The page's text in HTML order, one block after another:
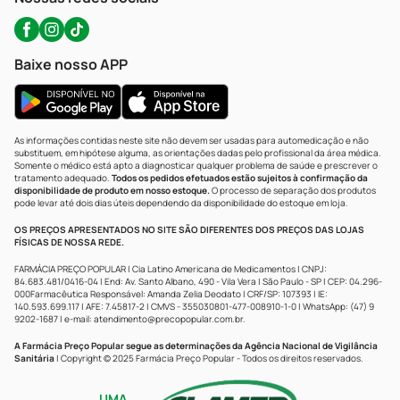
Baixe nosso APP
As informações contidas neste site não devem ser usadas para automedicação e não
substituem, em hipótese alguma, as orientações dadas pelo profissional da área médica.
Somente o médico está apto a diagnosticar qualquer problema de saúde e prescrever o
tratamento adequado. Todos os pedidos efetuados estão sujeitos à confirmação da
disponibilidade de produto em nosso estoque.O processo de separação dos produtos
pode levar até dois dias úteis dependendo da disponibilidade do estoque em loja.
OS PREÇOS APRESENTADOS NO SITE SÃO DIFERENTES DOS PREÇOS DAS LOJAS
FÍSICAS DE NOSSA REDE.
FARMÁCIA PREÇO POPULAR | Cia Latino Americana de Medicamentos | CNPJ:
84.683.481/0416-04 | End: Av. Santo Albano, 490 - Vila Vera | São Paulo - SP | CEP: 04.296-
000Farmacêutica Responsável: Amanda Zelia Deodato | CRF/SP: 107393 | IE:
140.593.699.117 | AFE: 7.45817-2 | CMVS - 355030801-477-008910-1-0 | WhatsApp: (47) 9
9202-1687 | e-mail: atendimento@precopopular.com.br.
A Farmácia Preço Popular segue as determinações da Agência Nacional de Vigilância
Sanitária | Copyright © 2025 Farmácia Preço Popular - Todos os direitos reservados.